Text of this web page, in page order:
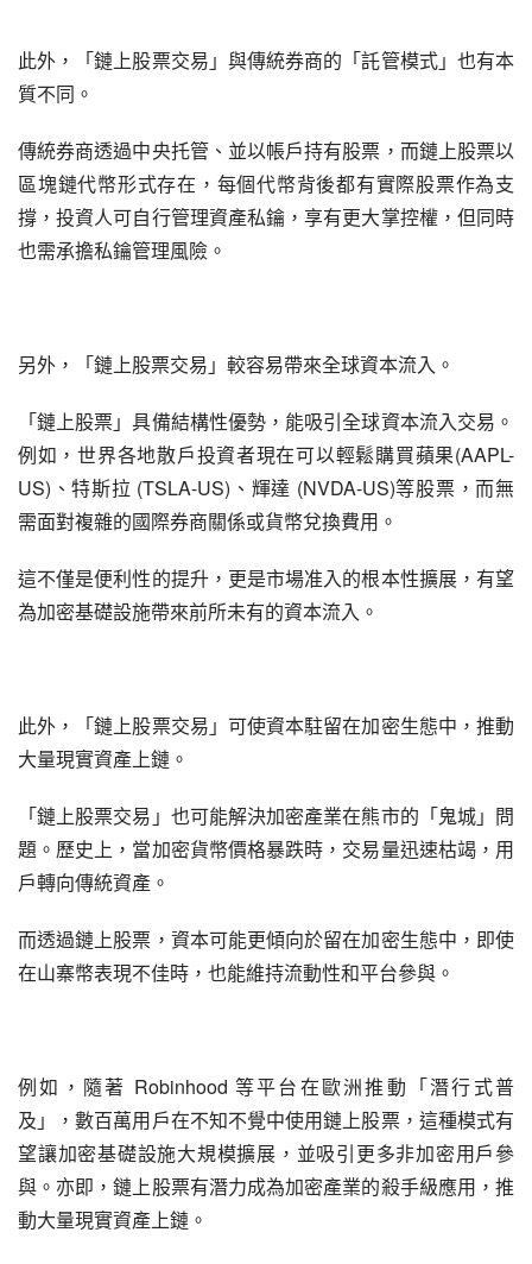
此外，「鏈上股票交易」與傳統券商的「託管模式」也有本
質不同。
傳統券商透過中央托管、並以帳戶持有股票，而鏈上股票以
區塊鏈代幣形式存在，每個代幣背後都有實際股票作為支
撐，投資人可自行管理資產私鑰，享有更大掌控權，但同時
也需承擔私鑰管理風險。
另外，「鏈上股票交易」較容易帶來全球資本流入。
「鏈上股票」具備結構性優勢，能吸引全球資本流入交易。
例如，世界各地散戶投資者現在可以輕鬆購買蘋果(AAPL-
US)、特斯拉 (TSLA-US)、輝達 (NVDA-US)等股票，而無
需面對複雜的國際券商關係或貨幣兌換費用。
這不僅是便利性的提升，更是市場准入的根本性擴展，有望
為加密基礎設施帶來前所未有的資本流入。
此外，「鏈上股票交易」可使資本駐留在加密生態中，推動
大量現實資產上鏈。
「鏈上股票交易」也可能解決加密產業在熊市的「鬼城」問
題。歷史上，當加密貨幣價格暴跌時，交易量迅速枯竭，用
戶轉向傳統資產。
而透過鏈上股票，資本可能更傾向於留在加密生態中，即使
在山寨幣表現不佳時，也能維持流動性和平台參與。
例如，隨著 Robinhood 等平台在歐洲推動「潛行式普
及」，數百萬用戶在不知不覺中使用鏈上股票，這種模式有
望讓加密基礎設施大規模擴展，並吸引更多非加密用戶參
與。亦即，鏈上股票有潛力成為加密產業的殺手級應用，推
動大量現實資產上鏈。